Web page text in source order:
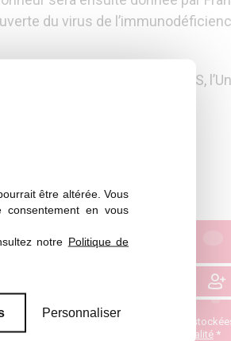
être altérée. Vous
en vous
notre Politique de
Personnaliser
du virus de
de Suède à Nice, le CNRS,
France.
mail j’accepte que mes données soient
d’informations :
politique de confidentialité *